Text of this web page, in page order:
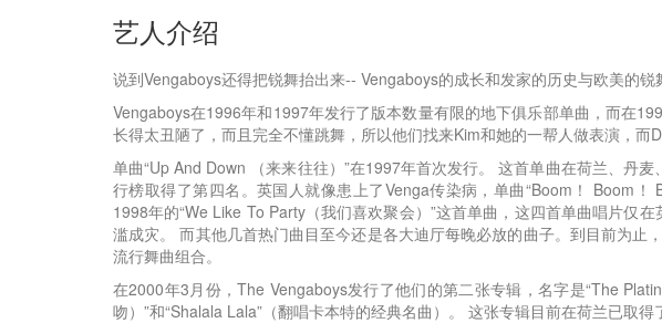
艺人介绍
说到Vengaboys还得把锐舞抬出来-- Vengaboys的成长和发家的历史与欧美的
Vengaboys在1996年和1997年发行了版本数量有限的地下俱乐部单曲，而在
长得太丑陋了，而且完全不懂跳舞，所以他们找来Kim和她的一帮人做表演，
单曲“Up And Down （来来往往）”在1997年首次发行。 这首单曲在荷兰、丹
行榜取得了第四名。英国人就像患上了Venga传染病，单曲“Boom！ Boom
1998年的“We Like To Party（我们喜欢聚会）”这首单曲，这四首单曲唱片仅
滥成灾。 而其他几首热门曲目至今还是各大迪厅每晚必放的曲子。到目前为
流行舞曲组合。
在2000年3月份，The Vengaboys发行了他们的第二张专辑，名字是“The
吻）”和“Shalala Lala”（翻唱卡本特的经典名曲）。 这张专辑目前在荷兰已取得